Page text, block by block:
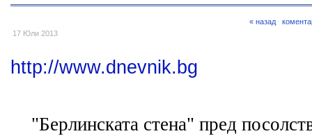
17 Юли 2013
« назад
http://www.dnevnik.bg
"Берлинската стена" пред